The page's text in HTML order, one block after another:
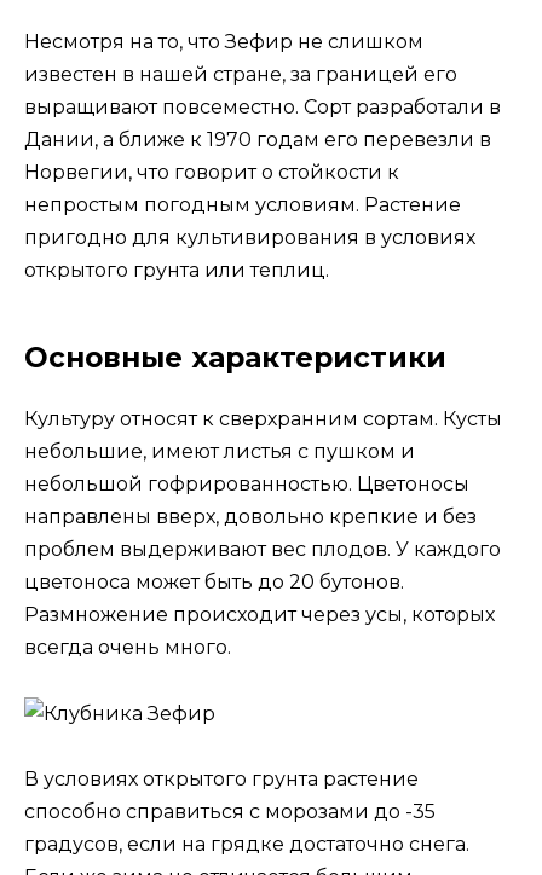
Несмотря на то, что Зефир не слишком
известен в нашей стране, за границей его
выращивают повсеместно. Сорт разработали в
Дании, а ближе к 1970 годам его перевезли в
Норвегии, что говорит о стойкости к
непростым погодным условиям. Растение
пригодно для культивирования в условиях
открытого грунта или теплиц.
Основные характеристики
Культуру относят к сверхранним сортам. Кусты
небольшие, имеют листья с пушком и
небольшой гофрированностью. Цветоносы
направлены вверх, довольно крепкие и без
проблем выдерживают вес плодов. У каждого
цветоноса может быть до 20 бутонов.
Размножение происходит через усы, которых
всегда очень много.
В условиях открытого грунта растение
способно справиться с морозами до -35
градусов, если на грядке достаточно снега.